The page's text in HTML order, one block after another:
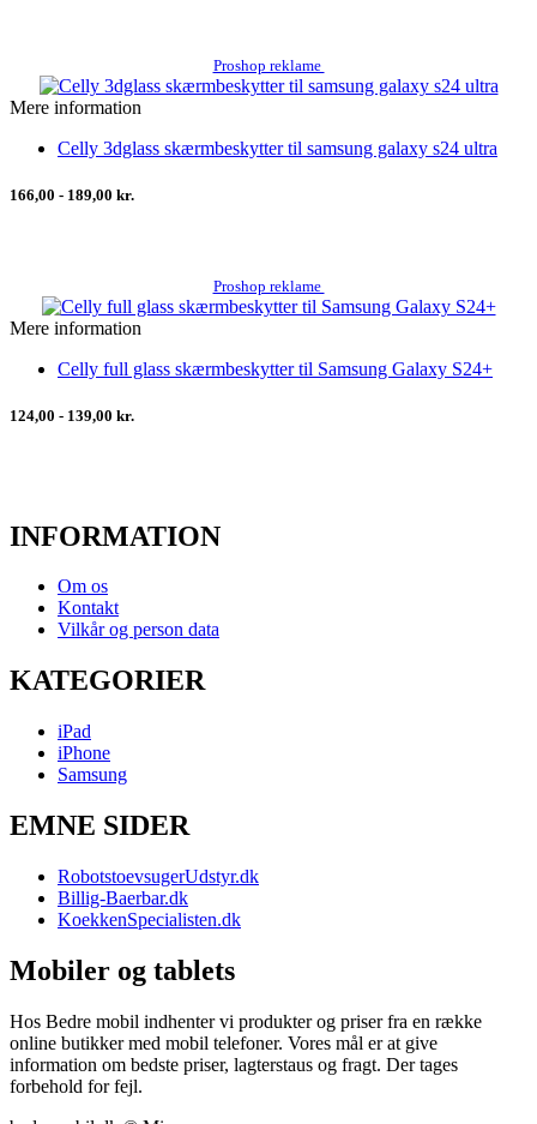
Proshop reklame
Mere information
Celly 3dglass skærmbeskytter til samsung galaxy s24 ultra
166,00 - 189,00 kr.
Proshop reklame
Mere information
Celly full glass skærmbeskytter til Samsung Galaxy S24+
124,00 - 139,00 kr.
INFORMATION
Om os
Kontakt
Vilkår og person data
KATEGORIER
iPad
iPhone
Samsung
EMNE SIDER
RobotstoevsugerUdstyr.dk
Billig-Baerbar.dk
KoekkenSpecialisten.dk
Mobiler og tablets
Hos Bedre mobil indhenter vi produkter og priser fra en række
online butikker med mobil telefoner. Vores mål er at give
information om bedste priser, lagterstaus og fragt. Der tages
forbehold for fejl.